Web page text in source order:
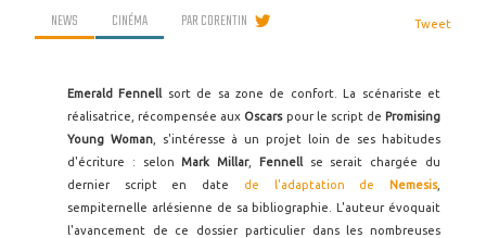
NEWS CINÉMA PARCORENTIN Tweet
Emerald Fennell sort de sa zone de confort. La scénariste et
réalisatrice, récompensée aux Oscarspour le script de Promising
Young Woman, s'intéresse à un projet loin de ses habitudes
d'écriture : selonMark Millar, Fennell
se serait chargée du
dernier script en date de l'adaptation de Nemesis,
sempiternelle arlésienne de sa bibliographie. L'auteur évoquait
l'avancement de ce dossier particulier dans les nombreuses